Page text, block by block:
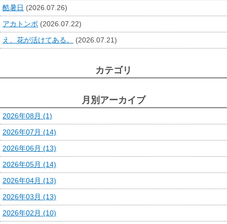
酷暑日 (2026.07.26)
アカトンボ (2026.07.22)
え、花が活けてある。
(2026.07.21)
カテゴリ
月別アーカイブ
2026年08月 (1)
2026年07月 (14)
2026年06月 (13)
2026年05月 (14)
2026年04月 (13)
2026年03月 (13)
2026年02月 (10)